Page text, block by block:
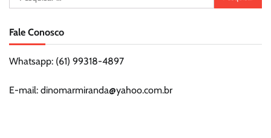
por:
Fale Conosco
Whatsapp: (61) 99318-4897
E-mail: dinomarmiranda@yahoo.com.br